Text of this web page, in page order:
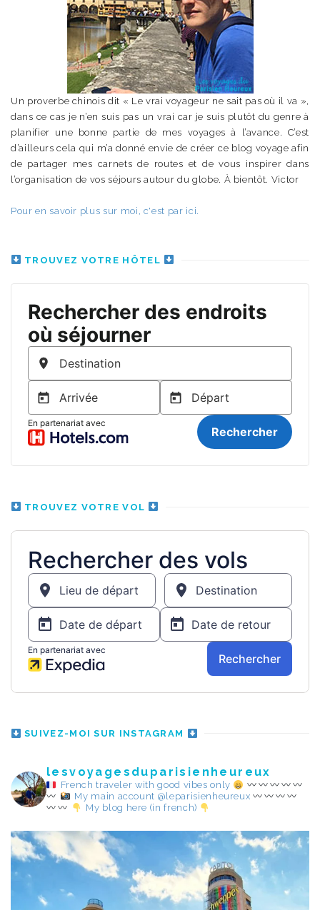
Un proverbe chinois dit « Le vrai voyageur ne sait pas où il va »,
dans ce cas je n’en suis pas un vrai car je suis plutôt du genre à
planifier une bonne partie de mes voyages à l’avance. C’est
d’ailleurs cela qui m’a donné envie de créer ce blog voyage afin
de partager mes carnets de routes et de vous inspirer dans
l’organisation de vos séjours autour du globe. À bientôt. Victor
Pour en savoir plus sur moi, c'est par ici.
TROUVEZ VOTRE HÔTEL
TROUVEZ VOTRE VOL
SUIVEZ-MOI SUR INSTAGRAM
lesvoyagesduparisienheureux
French traveler with good vibes only
My main account @leparisienheureux
My blog here (in french)